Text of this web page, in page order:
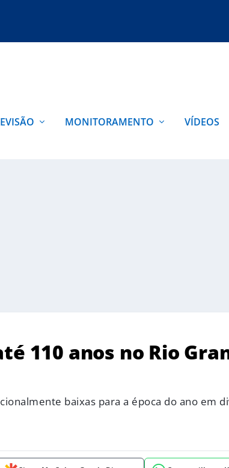
MONITORAMENTO VÍDEOS
110 anos no Rio
baixas para a época do ano em